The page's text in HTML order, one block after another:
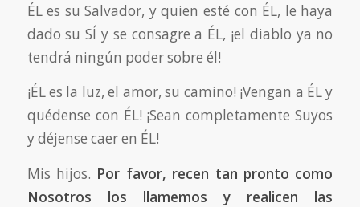
ÉL es su Salvador, y quien esté con ÉL, le haya
dado su SÍ y se consagre a ÉL, ¡el diablo ya no
tendrá ningún poder sobre él!
¡ÉL es la luz, el amor, su camino! ¡Vengan a ÉL y
quédense con ÉL! ¡Sean completamente Suyos
y déjense caer en ÉL!
Mis hijos. Por favor, recen tan pronto como
Nosotros los llamemos y realicen las